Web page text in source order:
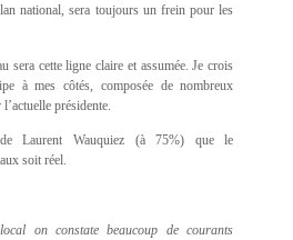
national, sera toujours un frein pour les
sera cette ligne claire et assumée. Je crois
à mes côtés, composée de nombreux
présidente.
Laurent Wauquiez (à 75%) que le
soit réel.
on constate beaucoup de courants